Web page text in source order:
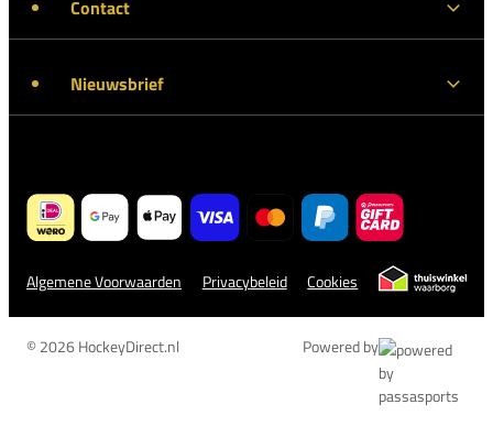
Contact
Nieuwsbrief
Algemene Voorwaarden Privacybeleid Cookies
© 2026 HockeyDirect.nl Powered by